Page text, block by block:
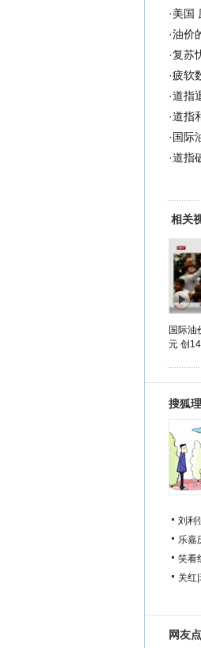
·美国
·油价
·复苏
·疲软
·道指
·道指
· 国际
·道指
相关
国际油
元 创
搜狐
刘利
乐嘉
笑看
关红
网友